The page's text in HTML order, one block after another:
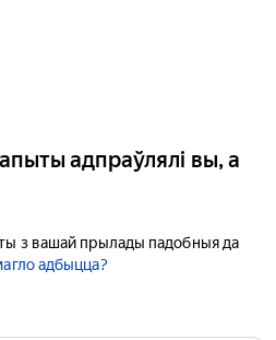
адпраўлялі вы, а
з вашай прылады падобныя да
адбыцца?